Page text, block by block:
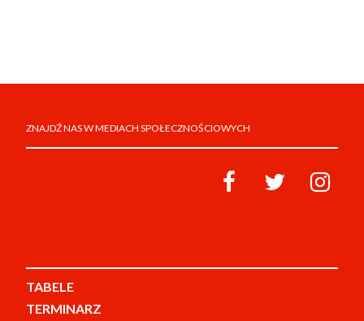
ZNAJDŹ NAS W MEDIACH SPOŁECZNOŚCIOWYCH
TABELE
TERMINARZ